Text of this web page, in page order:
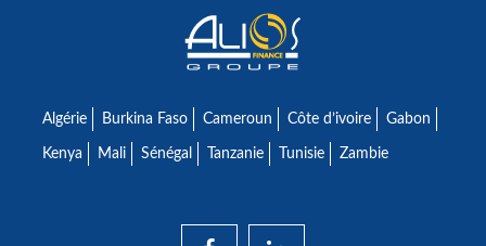
Algérie Burkina Faso Cameroun Côte d’ivoire Gabon
Kenya Mali Sénégal Tanzanie Tunisie Zambie